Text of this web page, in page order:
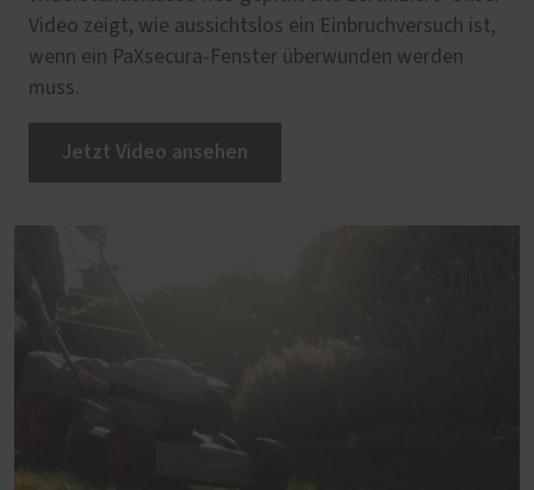
Video zeigt, wie aussichtslos ein Einbruchversuch ist,
wenn ein PaXsecura-Fenster überwunden werden
muss.
Jetzt Video ansehen